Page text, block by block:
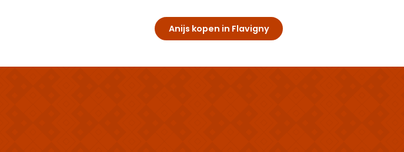
Anijs kopen in Flavigny